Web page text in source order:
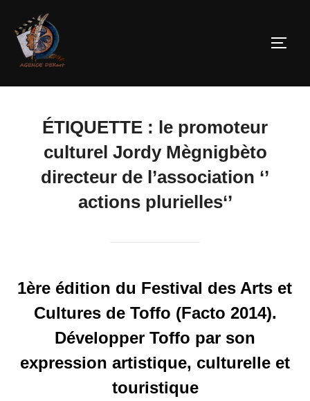
ÉTIQUETTE : le promoteur
culturel Jordy Mègnigbèto
directeur de l’association ‘’
actions plurielles‘’
1ère édition du Festival des Arts et
Cultures de Toffo (Facto 2014).
Développer Toffo par son
expression artistique, culturelle et
touristique